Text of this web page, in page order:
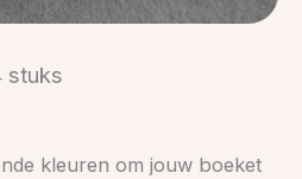
stuks
kleuren om jouw boeket